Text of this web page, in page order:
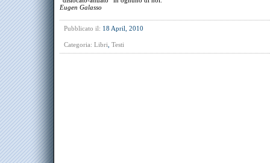
Eugen Galasso
Pubblicato il: 18 April, 2010
Categoria: Libri Testi